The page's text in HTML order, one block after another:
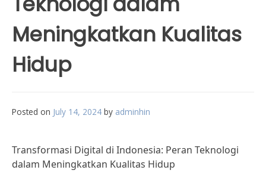
Meningkatkan Kualitas
Hidup
Posted on July 14, 2024 by adminhin
Transformasi Digital di Indonesia: Peran Teknologi
dalam Meningkatkan Kualitas Hidup